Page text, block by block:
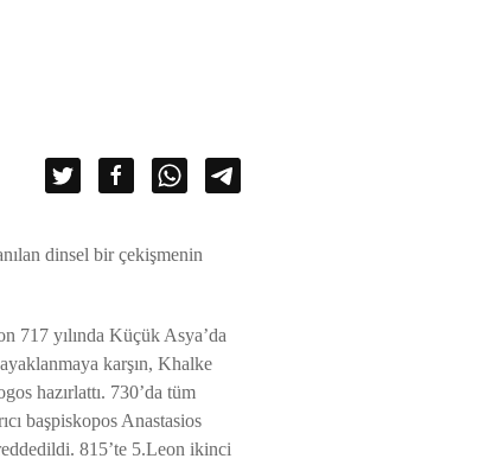
dinsel bir çekişmenin
717 yılında Küçük Asya’da
karşın, Khalke
hazırlattı. 730’da tüm
başpiskopos Anastasios
815’te 5.Leon ikinci